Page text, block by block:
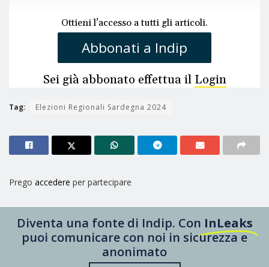
Ottieni l’accesso a tutti gli articoli.
Abbonati a Indip
Sei già abbonato effettua il Login
Tag: Elezioni Regionali Sardegna 2024
Prego accedere per partecipare
Diventa una fonte di Indip. Con InLeaks
puoi comunicare con noi in sicurezza e
anonimato